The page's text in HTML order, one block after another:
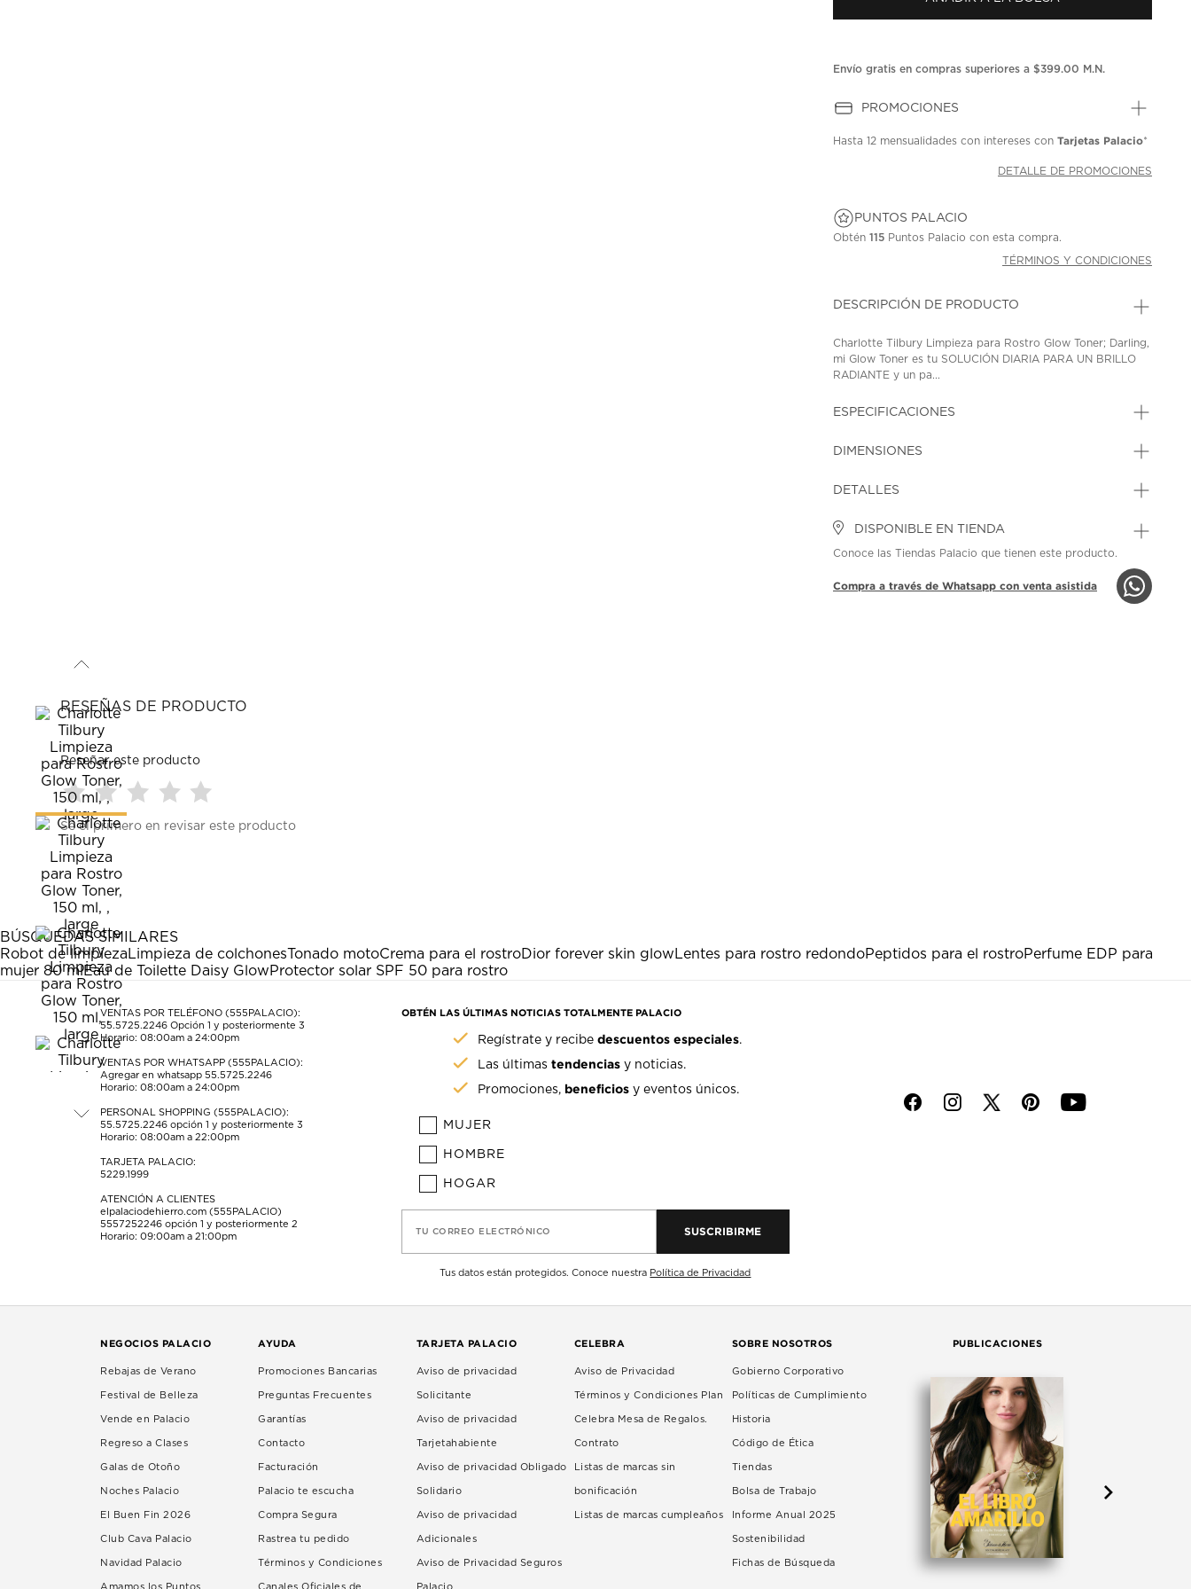
la
Envío gratis en compras superiores a $399.00 M.N.
PROMOCIONES
Hasta12 mensualidades con intereses conTarjetas Palacio*
DETALLE DE PROMOCIONES
PUNTOS PALACIO
Obtén115 Puntos Palacio con esta compra.
TÉRMINOS Y CONDICIONES
DESCRIPCIÓN DE PRODUCTO
Charlotte Tilbury Limpieza para Rostro Glow Toner; Darling,
mi Glow Toner es tu SOLUCIÓN DIARIA PARA UN BRILLO
RADIANTE y un pa...
ESPECIFICACIONES
DIMENSIONES
DETALLES
DISPONIBLE EN TIENDA
Conoce las Tiendas Palacio que tienen este producto.
Compra a través de Whatsapp con venta asistida
RESEÑAS DE PRODUCTO
Reseñar este producto
Seleccionar
para
calificar
el
artículo
con
1
estrella
Esta
acción
abrirá
el
formulario
de
envío.
Seleccionar
para
calificar
el
artículo
con
2
estrellas.
Esta
acción
abrirá
el
formulario
de
envío.
Seleccionar
para
estrellas.
Esta
acción
abrirá
formulario
de
para
estrellas.
Esta
acción
abrirá
formulario
de
para
Esta
acción
abrirá
formulario
de
envío.
Sé el primero en revisar este producto
BÚSQUEDAS SIMILARES
Robot de limpiezaLimpieza de colchonesTonado motoCrema para el rostroDior forever skin glowLentes para rostro redondoPeptidos para el rostroPerfume EDP para
mujer 80 mlEau de Toilette Daisy GlowProtector solar SPF 50 para rostro
VENTAS POR TELÉFONO (555PALACIO):
55.5725.2246 Opción 1 y posteriormente 3
Horario: 08:00am a 24:00pm
VENTAS POR WHATSAPP (555PALACIO):
Agregar en whatsapp 55.5725.2246
Horario: 08:00am a 24:00pm
PERSONAL SHOPPING (555PALACIO):
55.5725.2246 opción 1 y posteriormente 3
Horario: 08:00am a 22:00pm
TARJETA PALACIO:
5229.1999
ATENCIÓN A CLIENTES
elpalaciodehierro.com (555PALACIO)
5557252246 opción 1 y posteriormente 2
Horario: 09:00am a 21:00pm
OBTÉN LAS ÚLTIMAS NOTICIAS TOTALMENTE PALACIO
Regístrate y recibedescuentos especiales.
Las últimastendencias y noticias.
Promociones, beneficios y eventos únicos.
MUJER
HOMBRE
HOGAR
TU CORREO ELECTRÓNICO SUSCRIBIRME
Tus datos están protegidos. Conoce nuestra Política de Privacidad
f i p y
NEGOCIOS PALACIO
Rebajas de Verano
Festival de Belleza
Vende en Palacio
Regreso a Clases
Galas de Otoño
Noches Palacio
El Buen Fin 2026
Club Cava Palacio
Navidad Palacio
Amamos los Puntos
AYUDA
Promociones Bancarias
Preguntas Frecuentes
Garantías
Contacto
Facturación
Palacio te escucha
Compra Segura
Rastrea tu pedido
Términos y Condiciones
Canales Oficiales de
TARJETA PALACIO
Aviso de privacidad
Solicitante
Aviso de privacidad
Tarjetahabiente
Aviso de privacidad Obligado
Solidario
Aviso de privacidad
Adicionales
Aviso de Privacidad Seguros
Palacio
CELEBRA
Aviso de Privacidad
Términos y Condiciones Plan
Celebra Mesa de Regalos.
Contrato
Listas de marcas sin
bonificación
Listas de marcas cumpleaños
SOBRE NOSOTROS
Gobierno Corporativo
Políticas de Cumplimiento
Historia
Código de Ética
Tiendas
Bolsa de Trabajo
Informe Anual 2025
Sostenibilidad
Fichas de Búsqueda
PUBLICACIONES